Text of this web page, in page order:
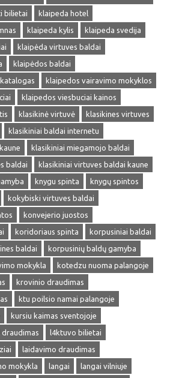
bilietai
klaipeda hotel
klaipeda kylis
klaipeda svedija
klaipėda virtuves baldai
klaipėdos baldai
klaipedos vairavimo mokyklos
klaipedos viesbuciai kainos
klasikinė virtuvė
klasikines virtuves
klasikiniai baldai internetu
klasikiniai miegamojo baldai
baldai
klasikiniai virtuves baldai kaune
knygu spinta
knygų spintos
kokybiski virtuves baldai
konvejerio juostos
koridoriaus spinta
korpusiniai baldai
baldai
korpusinių baldų gamyba
mokykla
kotedzu nuoma palangoje
krovinio draudimas
ktu poilsio namai palangoje
kursiu kaimas sventojoje
l draudimas
l4ktuvo bilietai
laidavimo draudimas
mokykla
langai
langai vilniuje